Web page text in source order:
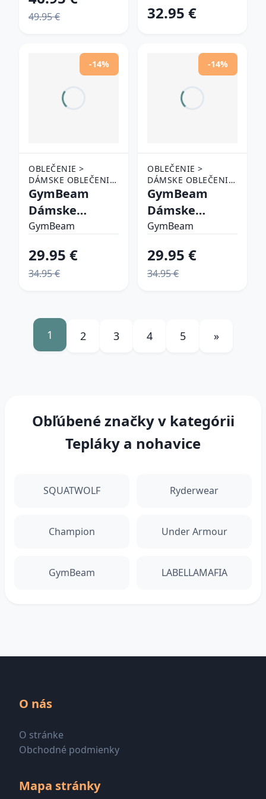
49.95 € 32.95 €
-14%
OBLEČENIE >
DÁMSKE OBLEČENIE
> TEPLÁKY A
NOHAVICE
GymBeam
Dámske
tepláky
Aquamarine
XSXS
GymBeam
29.95 €
34.95 €
-14%
OBLEČENIE >
DÁMSKE OBLEČENIE
> TEPLÁKY A
NOHAVICE
GymBeam
Dámske
tepláky
GymBeam
29.95 €
34.95 €
1 2 3 4 5 »
Obľúbené značky v kategórii
Tepláky a nohavice
SQUATWOLF Ryderwear
Champion Under Armour
GymBeam LABELLAMAFIA
O nás
O stránke
Obchodné podmienky
Mapa stránky